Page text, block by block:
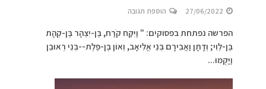
27/06/2022 הוספת תגובה
הפרשה נפתחת בפסוקים: " וַיִּקַּח קֹרַח, בֶּן-יִצְהָר בֶּן-קְהָת
בֶּן-לֵוִי; וְדָתָן וַאֲבִירָם בְּנֵי אֱלִיאָב, וְאוֹן בֶּן-פֶּלֶת--בְּנֵי רְאוּבֵן
וַיָּקֻמוּ...